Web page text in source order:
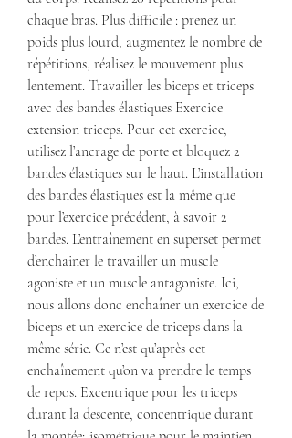
chaque bras. Plus difficile : prenez un
poids plus lourd, augmentez le nombre de
répétitions, réalisez le mouvement plus
lentement. Travailler les biceps et triceps
avec des bandes élastiques Exercice
extension triceps. Pour cet exercice,
utilisez l’ancrage de porte et bloquez 2
bandes élastiques sur le haut. L’installation
des bandes élastiques est la même que
pour l’exercice précédent, à savoir 2
bandes. L’entraînement en superset permet
d’enchainer le travailler un muscle
agoniste et un muscle antagoniste. Ici,
nous allons donc enchaîner un exercice de
biceps et un exercice de triceps dans la
même série. Ce n’est qu’après cet
enchaînement qu’on va prendre le temps
de repos. Excentrique pour les triceps
durant la descente, concentrique durant